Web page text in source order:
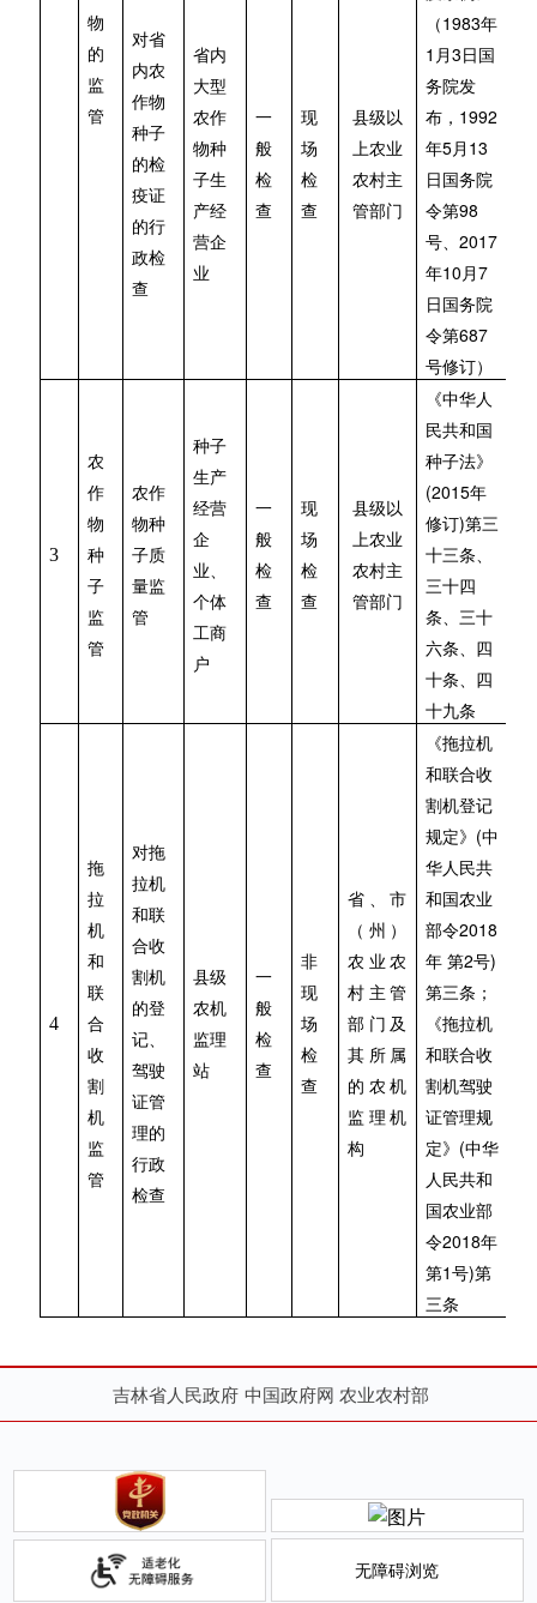
物
的
监
管
对省
内农
作物
种子
的检
疫证
的行
政检
查
省内
大型
农作
物种
子生
产经
营企
业
一
般
检
查
现
场
检
查
县级以
上农业
农村主
管部门
（ 1983年
1 月 3 日国
务院发
布， 1992
年5月 13
日国务院
令第98
号、 2017
年10 月 7
日国务院
令第687
号修订）
3
农
作
物
种
子
监
管
农作
物种
子质
量监
管
种子
生产
经营
企
业、
个体
工商
户
一
般
检
查
现
场
检
查
县级以
上农业
农村主
管部门
《中华人
民共和国
种子法》
(2015年
修订)第三
十三条、
三十四
条、三十
六条、四
十条、四
十九条
4
拖
拉
机
和
联
合
收
割
机
监
管
对拖
拉机
和联
合收
割机
的登
记、
驾驶
证管
理的
行政
检查
县级
农机
监理
站
一
般
检
查
非
现
场
检
查
省、市
（州）
农业农
村主管
部门及
其所属
的农机
监理机
构
《拖拉机
和联合收
割机登记
规定》 (中
华人民共
和国农业
部令2018
年 第2号)
第三条；
《拖拉机
和联合收
割机驾驶
证管理规
定》 (中华
人民共和
国农业部
令2018年
第1 号)第
三条
吉林省人民政府 中国政府网 农业农村部
无障碍浏览